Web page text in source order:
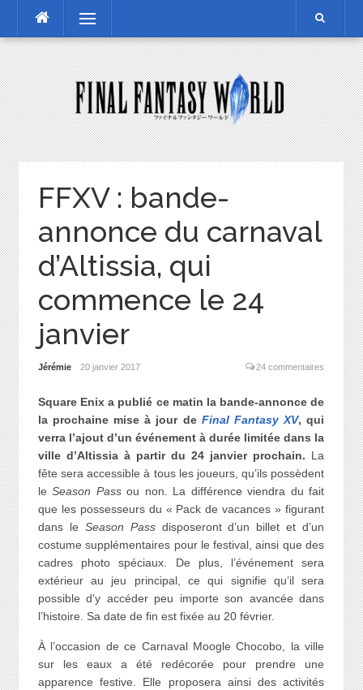
content
Menu
FFXV : bande-
annonce du carnaval
d’Altissia, qui
commence le 24
janvier
Jérémie 20 janvier 2017 24 commentaires
Square Enix a publié ce matin la bande-annonce de
la prochaine mise à jour de Final Fantasy XV, qui
verra l’ajout d’un événement à durée limitée dans la
ville d’Altissia à partir du 24 janvier prochain. La
fête sera accessible à tous les joueurs, qu’ils possèdent
leSeason Passou non. La différence viendra du fait
que les possesseurs du « Pack de vacances » figurant
dans le Season Passdisposeront d’un billet et d’un
costume supplémentaires pour le festival, ainsi que des
cadres photo spéciaux. De plus, l’événement sera
extérieur au jeu principal, ce qui signifie qu’il sera
possible d’y accéder peu importe son avancée dans
l’histoire. Sa date de fin est fixée au 20 février.
À l’occasion de ce Carnaval Moogle Chocobo, la ville
sur les eaux a été redécorée pour prendre une
apparence festive. Elle proposera ainsi des activités